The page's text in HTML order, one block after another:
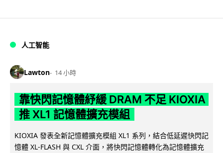
人工智能
Lawton 14 小時
靠快閃記憶體紓緩 DRAM 不足 KIOXIA
推 XL1 記憶體擴充模組
KIOXIA 發表全新記憶體擴充模組 XL1 系列，結合低延遲快閃記
憶體 XL-FLASH 與 CXL 介面，將快閃記憶體轉化為記憶體擴充